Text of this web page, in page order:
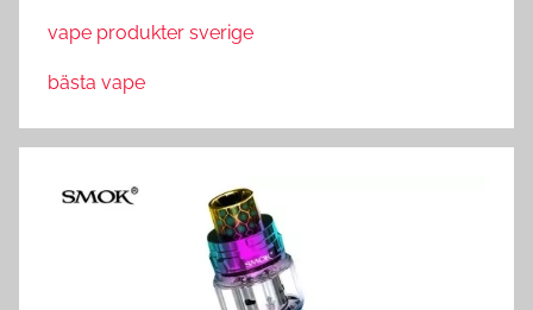
vape produkter sverige
bästa vape